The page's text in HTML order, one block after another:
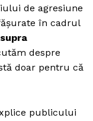
de agresiune
în cadrul
despre
doar pentru că
publicului